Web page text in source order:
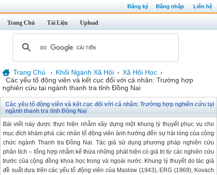
Đăng ký Đăng nhập Liên hệ
Trang Chủ Tài Liệu Upload
Trang Chủ › Khối Ngành Xã Hội › Xã Hội Học ›
Các yếu tố động viên và kết cục đối với cá nhân: Trường hợp
nghiên cứu tại ngành thanh tra tỉnh Đồng Nai
Các yếu tố động viên và kết cục đối với cá nhân: Trường hợp nghiên cứu tại
ngành thanh tra tỉnh Đồng Nai
Bài viết này được thực hiện nhằm xây dựng một khung lý thuyết phục vụ cho
mục đích khám phá các nhân tố động viên ảnh hưởng đến sự hài lòng của công
chức ngành Thanh tra Đồng Nai. Tác giả sử dụng phương pháp nghiên cứu
phân tích – tổng hợp nhằm kế thừa những phát hiện có giá trị từ các nghiên cứu
trước của cộng đồng khoa học trong và ngoài nước. Khung lý thuyết do tác giả
đề xuất dựa trên các yếu tố động viên của Maslow (1943), ERG (1969), Kovach